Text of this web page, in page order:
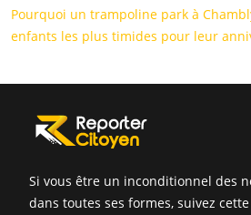
Pourquoi un trampoline park à
enfants les plus timides pour leur
Si vous être un inconditionnel des
dans toutes ses formes, suivez